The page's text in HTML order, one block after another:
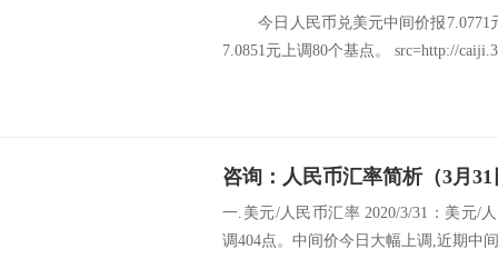
今日人民币兑美元中间价报7.0771
7.0851元上调80个基点。 src=http://
咨询：人民币汇率简析（3月31
一.美元/人民币汇率 2020/3/31：美元/
调404点。中间价今日大幅上调,近期中